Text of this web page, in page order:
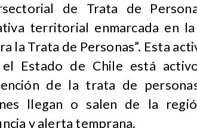
de Trata de
territorial enmarcada en
la Trata de Personas”. Esta
Estado de Chile está
de la trata de
llegan o salen de la
y alerta temprana.